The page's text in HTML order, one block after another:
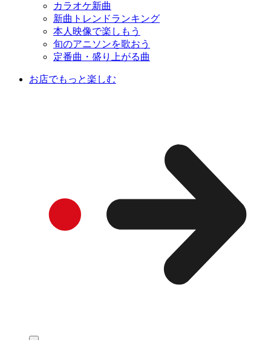
カラオケ新曲
新曲トレンドランキング
本人映像で楽しもう
旬のアニソンを歌おう
定番曲・盛り上がる曲
お店でもっと楽しむ